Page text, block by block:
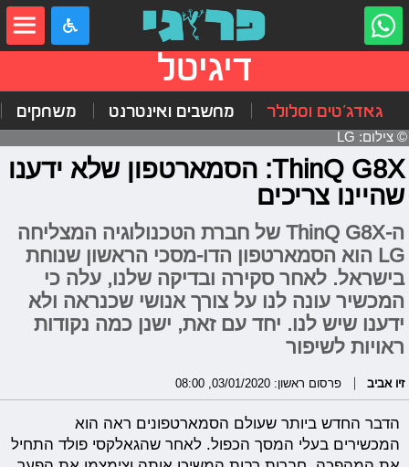
דיגיטל
גאדג'טים וסלולר מחשבים ואינטרנט משחקים
© צילום: LG
ThinQ G8X: הסמארטפון שלא ידענו
שהיינו צריכים
ה-ThinQ G8X של חברת הטכנולוגיה המצליחה
LG הוא הסמארטפון הדו-מסכי הראשון שנוחת
בישראל. לאחר סקירה ובדיקה שלנו, עלה כי
המכשיר עונה לנו על צורך אנושי שכנראה ולא
ידענו שיש לנו. יחד עם זאת, ישנן כמה נקודות
ראויות לשיפור
זיו אביב פרסום ראשון: 03/01/2020, 08:00
הדבר החדש ביותר שעולם הסמארטפונים ראה הוא
המכשירים בעלי המסך הכפול. לאחר שהגאלקסי פולד התחיל